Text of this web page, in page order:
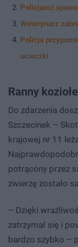
Policjanci
Weterynarz
Policja
ucieczki
Ranny
Do zdarzenia
Szczecinek –
krajowej nr 11
potrącony przez
zwierzę zostało
– Dzięki
zatrzymał się i
bardzo szybko –